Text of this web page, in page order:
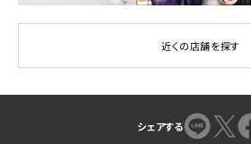
近くの店舗を探す
シェアする